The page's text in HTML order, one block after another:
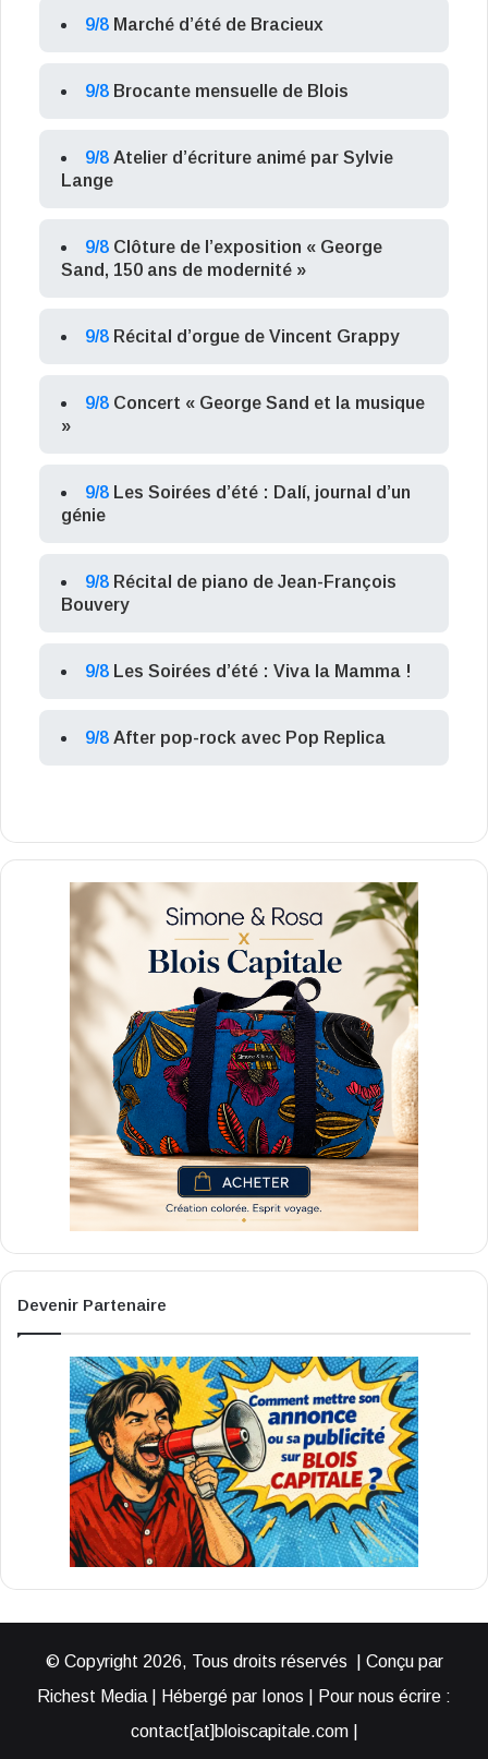
9/8 Marché d’été de Bracieux
9/8 Brocante mensuelle de Blois
9/8 Atelier d’écriture animé par Sylvie
Lange
9/8 Clôture de l’exposition « George
Sand, 150 ans de modernité »
9/8 Récital d’orgue de Vincent Grappy
9/8 Concert « George Sand et la musique
»
9/8 Les Soirées d’été : Dalí, journal d’un
génie
9/8 Récital de piano de Jean-François
Bouvery
9/8 Les Soirées d’été : Viva la Mamma !
9/8 After pop-rock avec Pop Replica
Devenir Partenaire
© Copyright 2026, Tous droits réservés | Conçu par
Richest Media | Hébergé par Ionos | Pour nous écrire :
contact[at]bloiscapitale.com |